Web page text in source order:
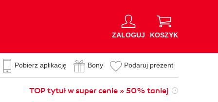
ZALOGUJ KOSZYK
Pobierz aplikację Bony Podaruj prezent
TOP tytuł w super cenie » 50% taniej